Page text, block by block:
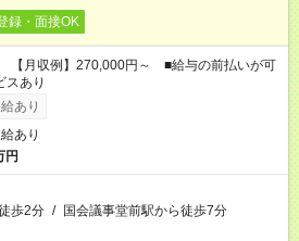
録・面接OK
【月収例】270,000円～ ■給与の前払いが可
スあり
あり
あり
円
歩2分 / 国会議事堂前駅から徒歩7分